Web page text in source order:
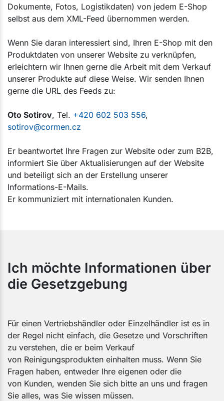
Dokumente, Fotos, Logistikdaten) von jedem E-Shop
selbst aus dem XML-Feed übernommen werden.
Wenn Sie daran interessiert sind, Ihren E-Shop mit den
Produktdaten von unserer Website zu verknüpfen,
erleichtern wir Ihnen gerne die Arbeit mit dem Verkauf
unserer Produkte auf diese Weise. Wir senden Ihnen
gerne die URL des Feeds zu:
Oto Sotirov, Tel. +420 602 503 556,
sotirov@cormen.cz
Er beantwortet Ihre Fragen zur Website oder zum B2B,
informiert Sie über Aktualisierungen auf der Website
und beteiligt sich an der Erstellung unserer
Informations-E-Mails.
Er kommuniziert mit internationalen Kunden.
Ich möchte Informationen über
die Gesetzgebung
Für einen Vertriebshändler oder Einzelhändler ist es in
der Regel nicht einfach, die Gesetze und Vorschriften
zu verstehen, die er beim Verkauf
von Reinigungsprodukten einhalten muss. Wenn Sie
Fragen haben, entweder Ihre eigenen oder die
von Kunden, wenden Sie sich bitte an uns und fragen
Sie alles, was Sie wissen müssen.